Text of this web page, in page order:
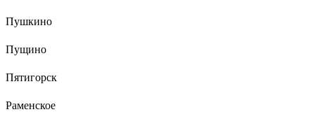
Пушкино
Пущино
Пятигорск
Раменское